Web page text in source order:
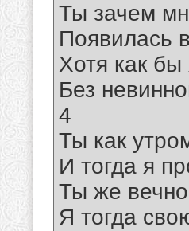
Ты зачем
Появилась
Хотя как
Без
4
Ты как
И тогда я
Ты же
Я тогда